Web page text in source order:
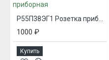
1000 ₽
Купить